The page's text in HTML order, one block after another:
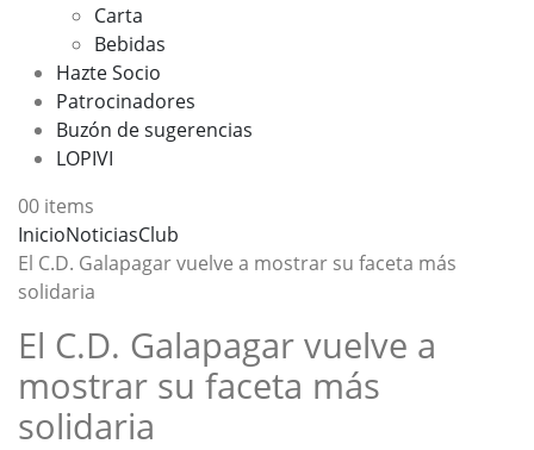
Carta
Bebidas
Hazte Socio
Patrocinadores
Buzón de sugerencias
LOPIVI
00 items
InicioNoticiasClub
El C.D. Galapagar vuelve a mostrar su faceta más
solidaria
El C.D. Galapagar vuelve a
mostrar su faceta más
solidaria